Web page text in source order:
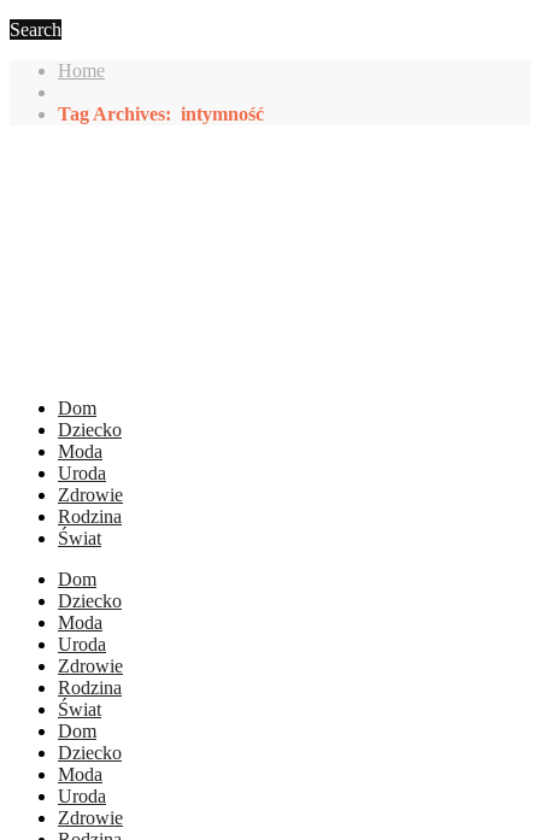
Search
Home
Tag Archives: intymność
Dom
Dziecko
Moda
Uroda
Zdrowie
Rodzina
Świat
Dom
Dziecko
Moda
Uroda
Zdrowie
Rodzina
Świat
Dom
Dziecko
Moda
Uroda
Zdrowie